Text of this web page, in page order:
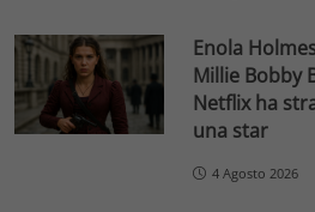
Enola
Millie Bobby
Netflix ha
una star
4 Agosto 2026